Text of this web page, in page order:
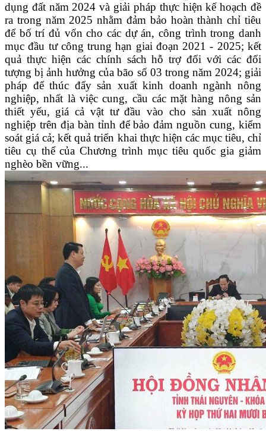
dụng đất năm 2024 và giải pháp thực hiện kế hoạch đề
ra trong năm 2025 nhằm đảm bảo hoàn thành chỉ tiêu
để bố trí đủ vốn cho các dự án, công trình trong danh
mục đầu tư công trung hạn giai đoạn 2021 - 2025; kết
quả thực hiện các chính sách hỗ trợ đối với các đối
tượng bị ảnh hưởng của bão số 03 trong năm 2024; giải
pháp để thúc đẩy sản xuất kinh doanh ngành nông
nghiệp, nhất là việc cung, cầu các mặt hàng nông sản
thiết yếu, giá cả vật tư đầu vào cho sản xuất nông
nghiệp trên địa bàn tỉnh để bảo đảm nguồn cung, kiểm
soát giá cả; kết quả triển khai thực hiện các mục tiêu, chỉ
tiêu cụ thể của Chương trình mục tiêu quốc gia giảm
nghèo bền vững...